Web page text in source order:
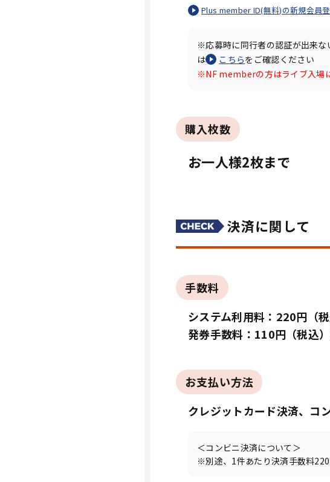
Plus member ID(無料)の新規会員
※応募時に同行者の認証が出来な
は
こちらをご確認ください
※NF memberの方はライブ入場
購入枚数
お一人様2枚まで
決済に関して
手数料
システム利用料：220円（
発券手数料：110円（税込
お支払い方法
クレジットカード決済、コ
＜コンビニ決済について＞
※別途、1件あたり決済手数料